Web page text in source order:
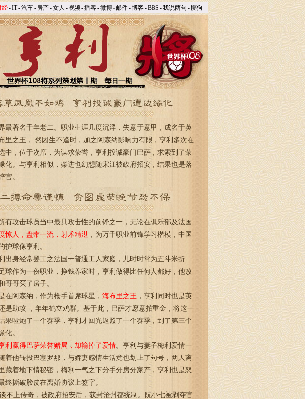
经-IT-汽车- 房产-女人 -视频-播客-微博-邮件-博客-BBS -我说两句 -搜狗
著名千年老二。职业生涯几度沉浮，失意于意甲，成名于英
里之王， 然因生不逢时，加之阿森纳影响力有限，亨利多次在
中，位于次席，为谋求荣誉，亨利投诚豪门巴萨，求索到了荣
化。与亨利相似，柴进也幻想随宋江被政府招安，结果也是落
官。
攻击球员当中最具攻击性的前锋之一，无论在俱乐部及法国
惊人，盘带一流，射术精湛 ，为万千职业前锋学习楷模，中国
护球像亨利。
身经常罢工之法国一普通工人家庭，儿时时常为五斗米折
球作为一份职业，挣钱养家时，亨利做得比任何人都好，他改
哥哥买了房子。
阿森纳，作为枪手首席球星， 海布里之王 ，亨利同时也是英
是助攻 ，年年鹤立鸡群。基于此，巴萨才愿意拍重金，将这一
果哑炮了一个赛季，亨利才回光返照了一个赛季，到了第三个
化。
利赢得巴萨荣誉赌局，却输掉了爱情。亨利与妻子梅利爱情一
着他转投巴塞罗那，与娇妻感情生活竟也划上了句号，两人离
藏着地下情秘密，梅利一气之下分手分房分家产，亨利也是怒
终撕破脸皮在离婚协议上签字。
上传奇，被政府招安后，获封沧州都统制。阮小七被剥夺官